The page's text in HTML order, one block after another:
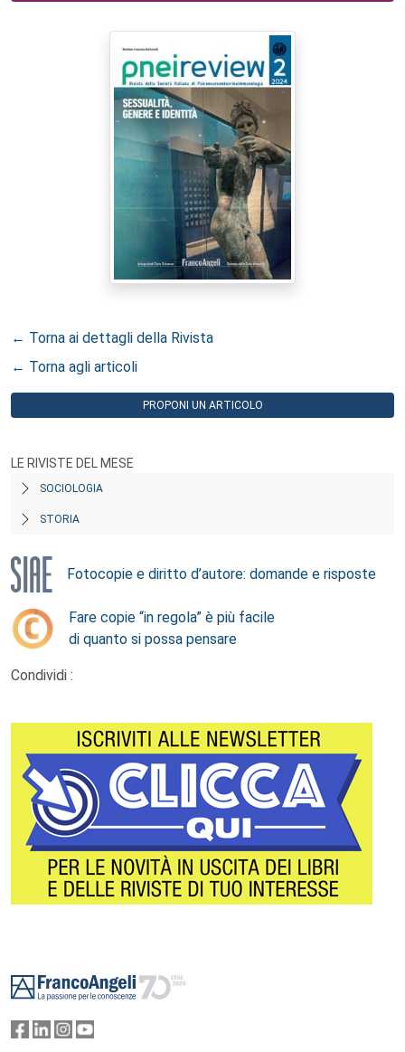
← Torna ai dettagli della Rivista
← Torna agli articoli
PROPONI UN ARTICOLO
LE RIVISTE DEL MESE
SOCIOLOGIA
STORIA
Fotocopie e diritto d’autore: domande e risposte
Fare copie “in regola” è più facile
di quanto si possa pensare
Condividi :